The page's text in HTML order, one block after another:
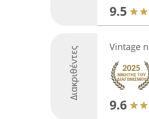
9.5
Διακριθέντες Vintage
9.6